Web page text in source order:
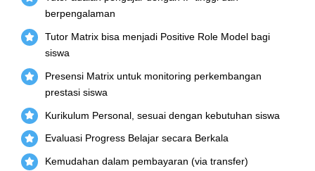
berpengalaman
Tutor Matrix bisa menjadi Positive Role Model bagi
siswa
Presensi Matrix untuk monitoring perkembangan
prestasi siswa
Kurikulum Personal, sesuai dengan kebutuhan siswa
Evaluasi Progress Belajar secara Berkala
Kemudahan dalam pembayaran (via transfer)